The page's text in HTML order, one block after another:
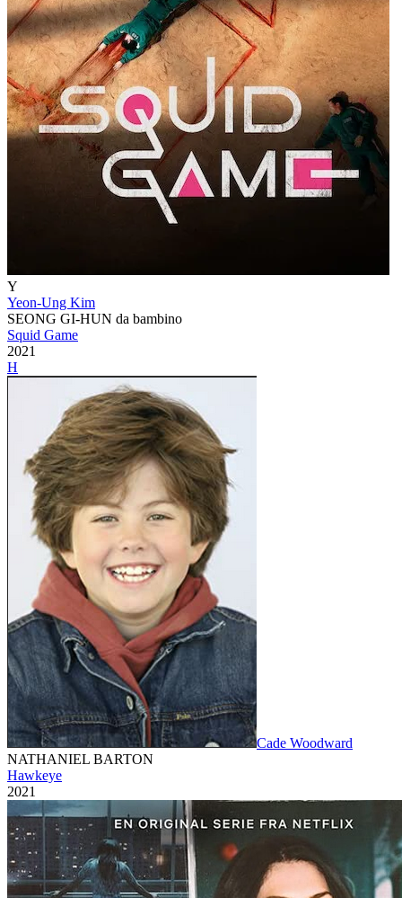
Y
Yeon-Ung Kim
SEONG GI-HUN da bambino
Squid Game
2021
H
Cade Woodward
NATHANIEL BARTON
Hawkeye
2021